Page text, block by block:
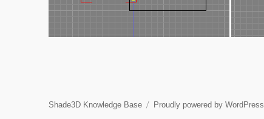
Shade3D Knowledge Base Proudly powered by WordPress